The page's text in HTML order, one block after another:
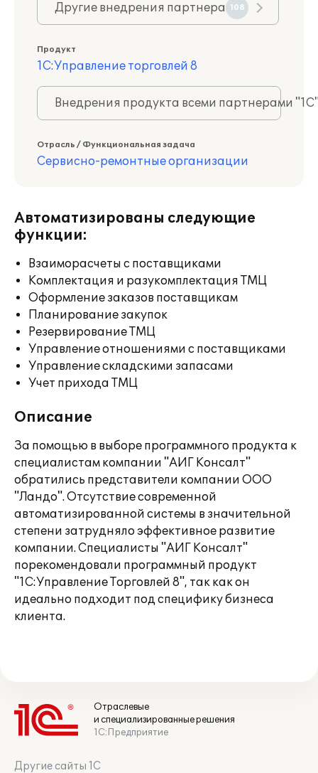
Другие внедрения партнера 108
Продукт
1С:Управление торговлей 8
Внедрения продукта всеми партнерами
Отрасль / Функциональная задача
Сервисно-ремонтные организации
Автоматизированы следующие
функции:
Взаиморасчеты с поставщиками
Комплектация и разукомплектация ТМЦ
Оформление заказов поставщикам
Планирование закупок
Резервирование ТМЦ
Управление отношениями с поставщиками
Управление складскими запасами
Учет прихода ТМЦ
Описание
За помощью в выборе программного продукта к
специалистам компании "АИГ Консалт"
обратились представители компании ООО
"Ландо". Отсутствие современной
автоматизированной системы в значительной
степени затрудняло эффективное развитие
компании. Специалисты "АИГ Консалт"
порекомендовали программный продукт
"1С:Управление Торговлей 8", так как он
идеально подходит под специфику бизнеса
клиента.
Отраслевые
и специализированные решения
1С:Предприятие
Другие сайты 1С